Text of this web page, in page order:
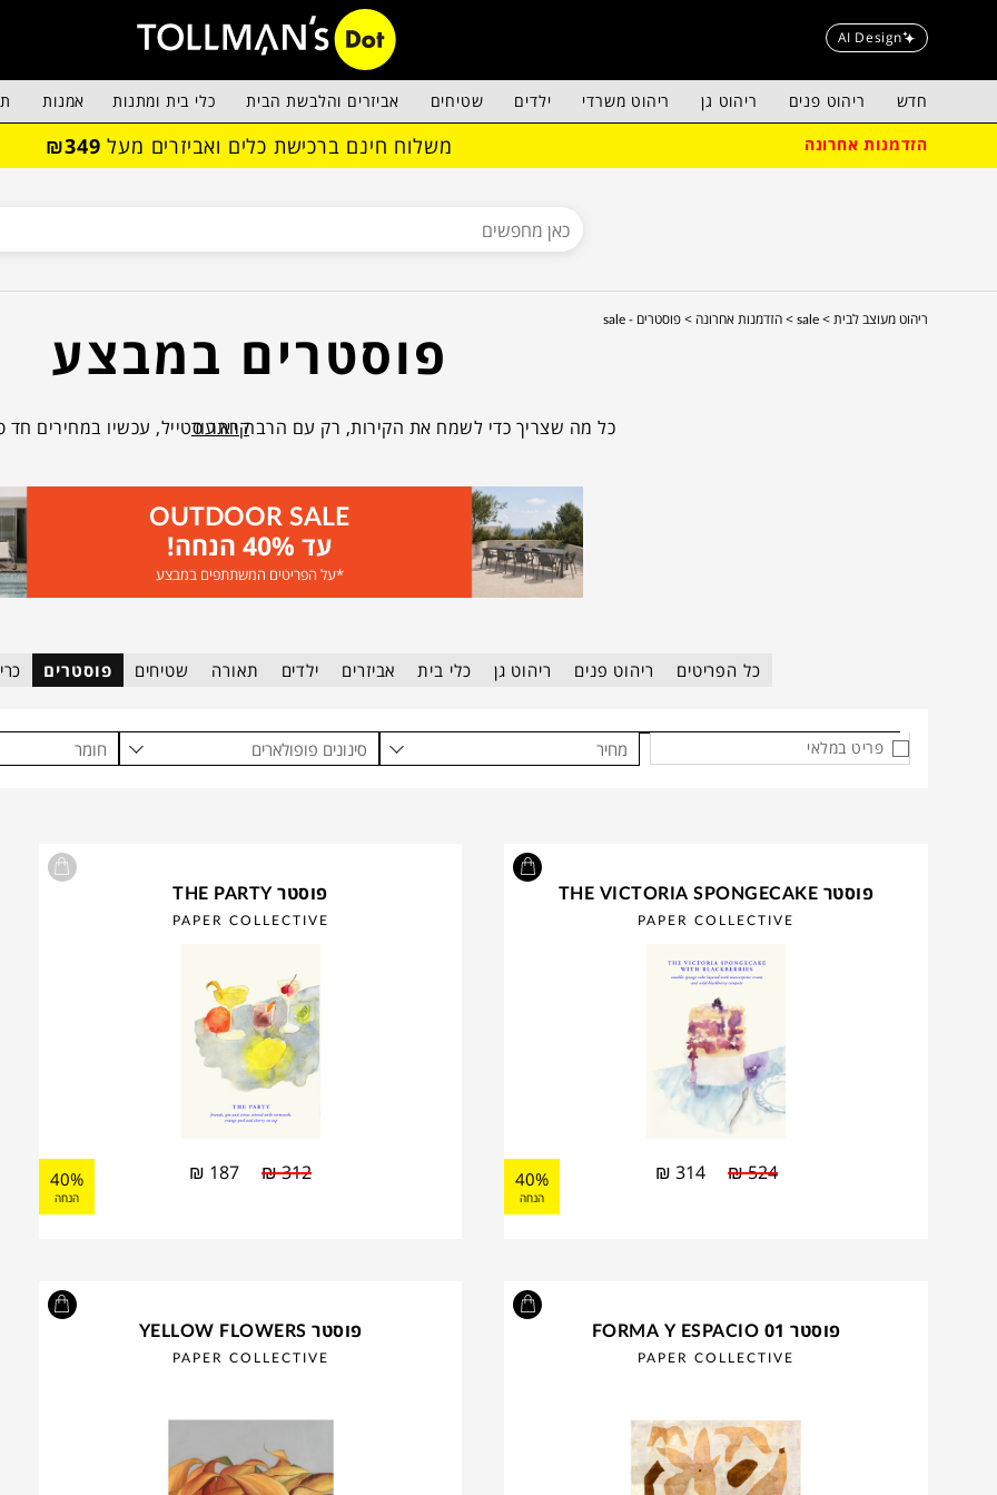
AI Design
חדש ריהוט פנים ריהוט גן ריהוט משרדי ילדים שטיחים אביזרים והלבשת הבית כלי בית ומתנות אמנות
הזדמנות אחרונה משלוח חינם ברכישת כלים ואביזרים מעל ₪349
ריהוט מעוצב לבית >sale > הזדמנות אחרונה >פוסטרים - sale
פוסטרים במבצע
כל מה שצריך כדי לשמח את הקירות, רק עם הרבה יותר סטייל, עכשיו במחירים חד
קרא עוד
OUTDOOR SALE
עד 40% הנחה!
*על הפריטים המשתתפים במבצע
כל הפריטים ריהוט פנים ריהוט גן כלי בית אביזרים ילדים תאורה שטיחים פוסטרים
פריט במלאי מחיר סינונים פופולארים חומר
פוסטר THE VICTORIA SPONGECAKE
PAPER COLLECTIVE
₪524
₪ 314
40%
הנחה
פוסטר THE PARTY
PAPER COLLECTIVE
₪312
₪ 187
40%
הנחה
פוסטר FORMA Y ESPACIO 01
PAPER COLLECTIVE
פוסטר YELLOW FLOWERS
PAPER COLLECTIVE